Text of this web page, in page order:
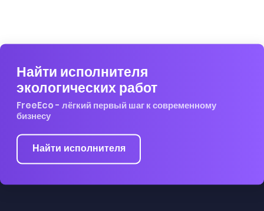
Найти исполнителя
экологических работ
FreeEco - лёгкий первый шаг к современному
бизнесу
Найти исполнителя